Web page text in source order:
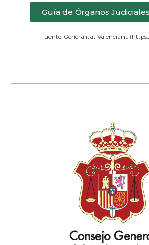
Guía de Órganos Judiciales
Fuente: Generalitat Valenciana (